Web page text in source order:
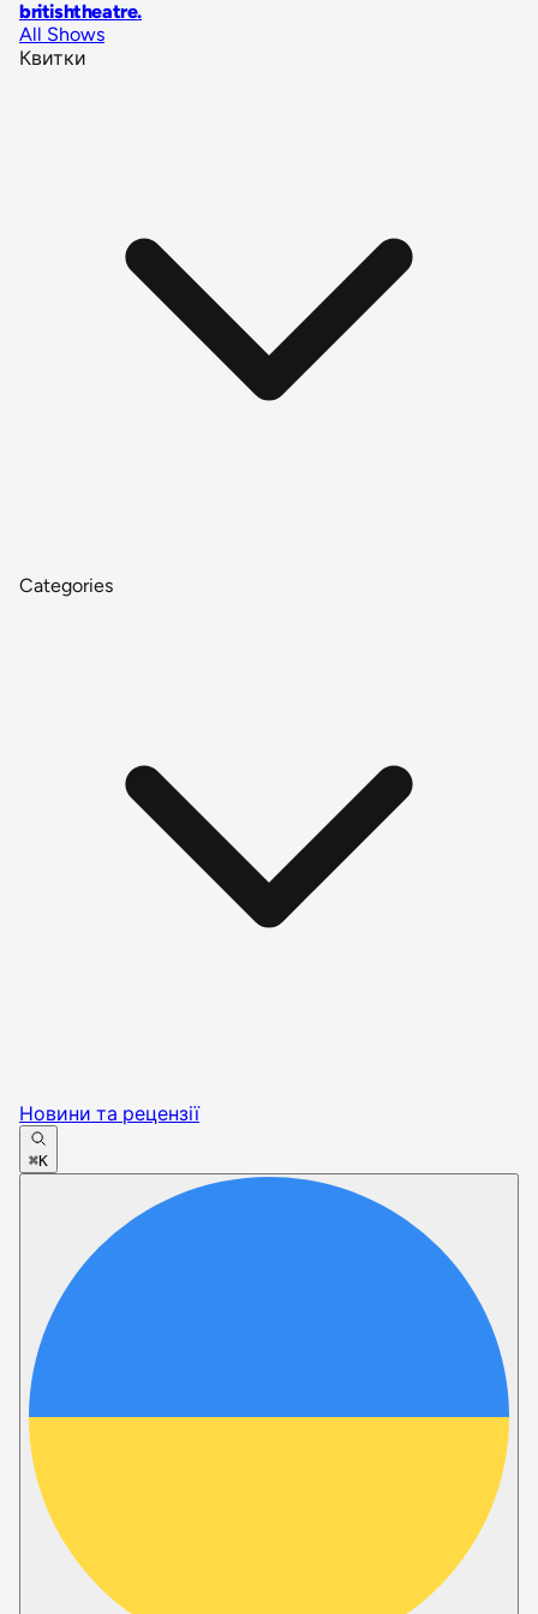
britishtheatre.
All Shows
Квитки
Categories
Новини та рецензії
⌘K